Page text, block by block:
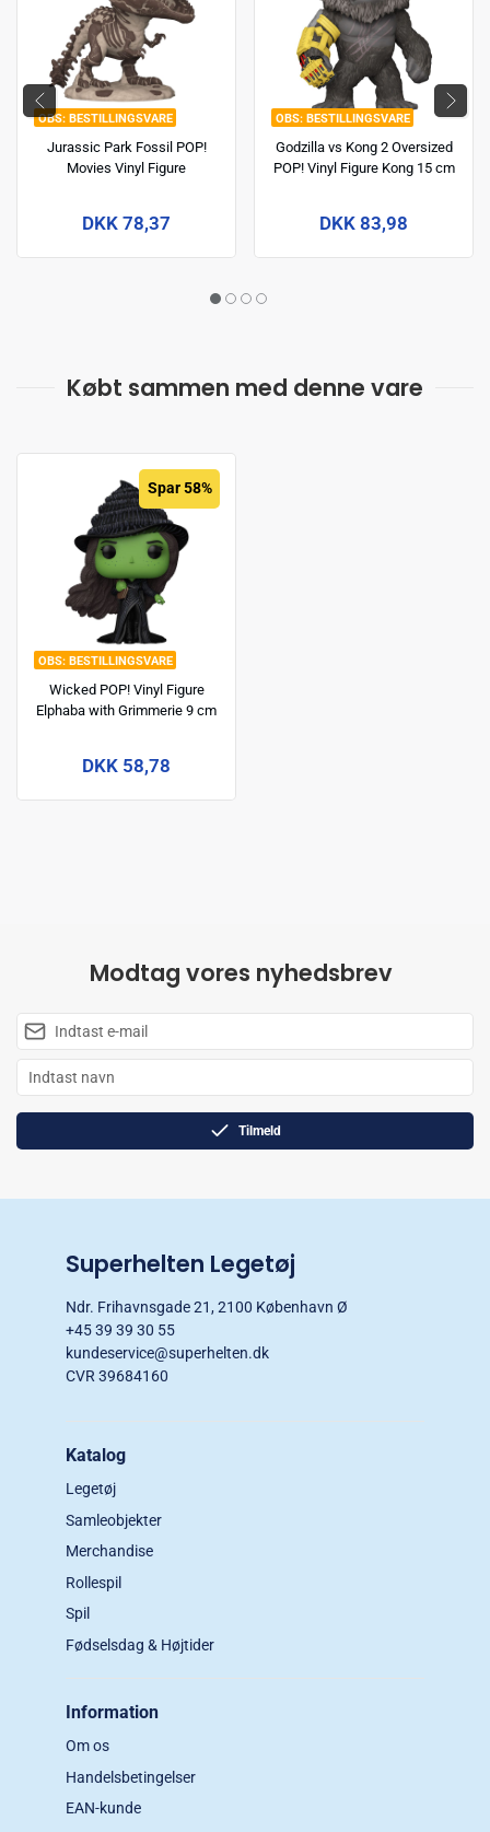
BESTILLINGSVARE
Jurassic Park Fossil POP!
Movies Vinyl Figure
DKK 78,37
BESTILLINGSVARE
Godzilla vs Kong 2 Oversized
POP! Vinyl Figure Kong 15 cm
DKK 83,98
Købt sammen med denne vare
BESTILLINGSVARE
Spar 58%
Wicked POP! Vinyl Figure
Elphaba with Grimmerie 9 cm
DKK 58,78
Modtag vores nyhedsbrev
Tilmeld
Superhelten Legetøj
Ndr. Frihavnsgade 21, 2100 København Ø
+45 39 39 30 55
kundeservice@superhelten.dk
CVR 39684160
Katalog
Legetøj
Samleobjekter
Merchandise
Rollespil
Spil
Fødselsdag & Højtider
Information
Om os
Handelsbetingelser
EAN-kunde